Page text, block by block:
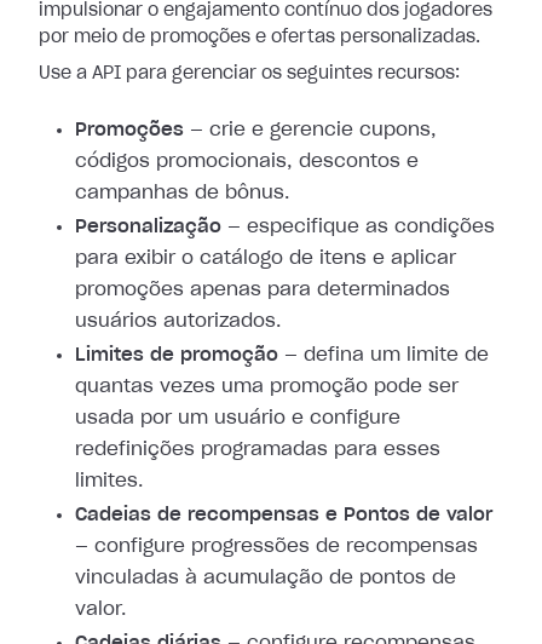
impulsionar o engajamento contínuo dos jogadores
por meio de promoções e ofertas personalizadas.
Use a API para gerenciar os seguintes recursos:
Promoções — crie e gerencie cupons,
códigos promocionais, descontos e
campanhas de bônus.
Personalização — especifique as condições
para exibir o catálogo de itens e aplicar
promoções apenas para determinados
usuários autorizados.
Limites de promoção — defina um limite de
quantas vezes uma promoção pode ser
usada por um usuário e configure
redefinições programadas para esses
limites.
Cadeias de recompensas e Pontos de valor
— configure progressões de recompensas
vinculadas à acumulação de pontos de
valor.